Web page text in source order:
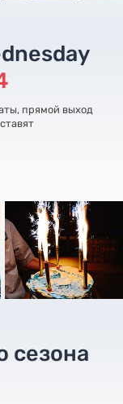
прямой выход
сезона